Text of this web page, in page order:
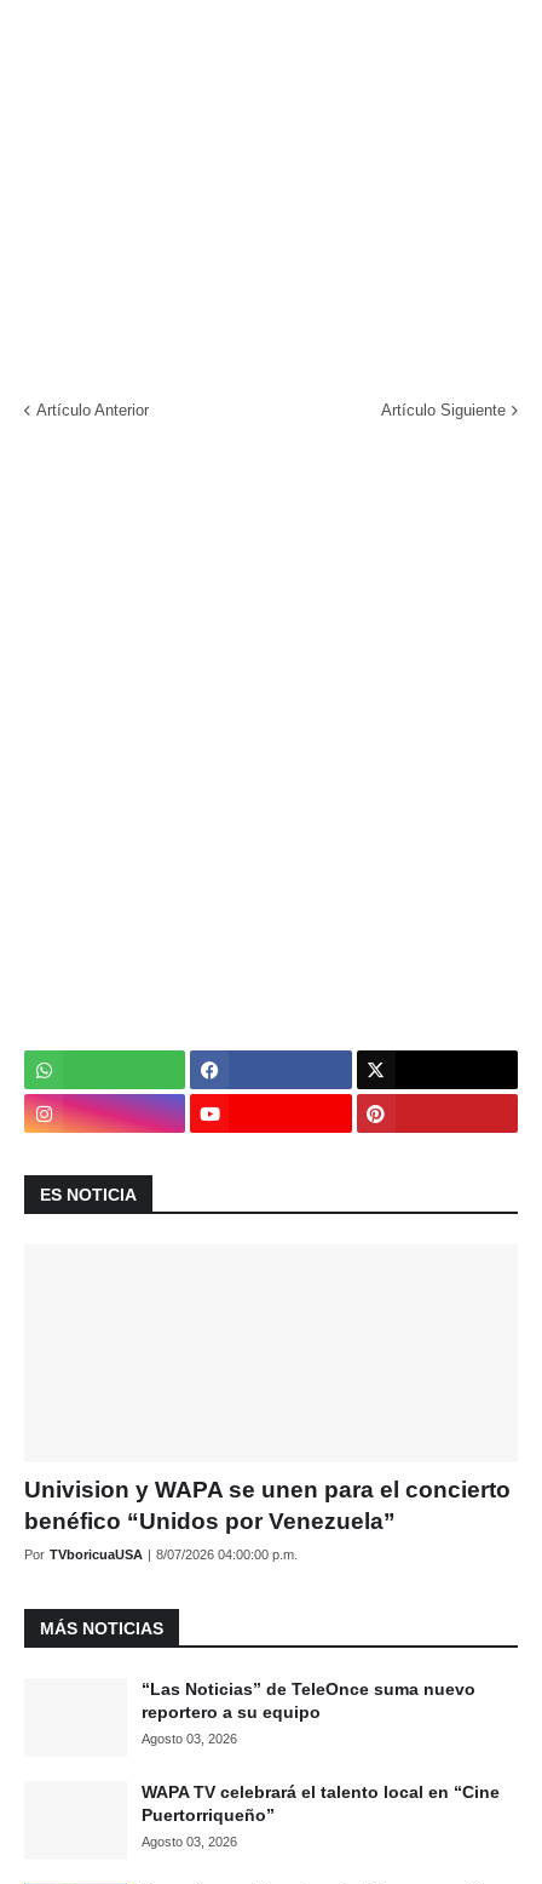
Artículo Anterior Artículo Siguiente
ES NOTICIA
Univision y WAPA se unen para el concierto
benéfico “Unidos por Venezuela”
Por TVboricuaUSA 8/07/2026 04:00:00 p.m.
MÁS NOTICIAS
“Las Noticias” de TeleOnce suma nuevo
reportero a su equipo
Agosto 03, 2026
WAPA TV celebrará el talento local en “Cine
Puertorriqueño”
Agosto 03, 2026